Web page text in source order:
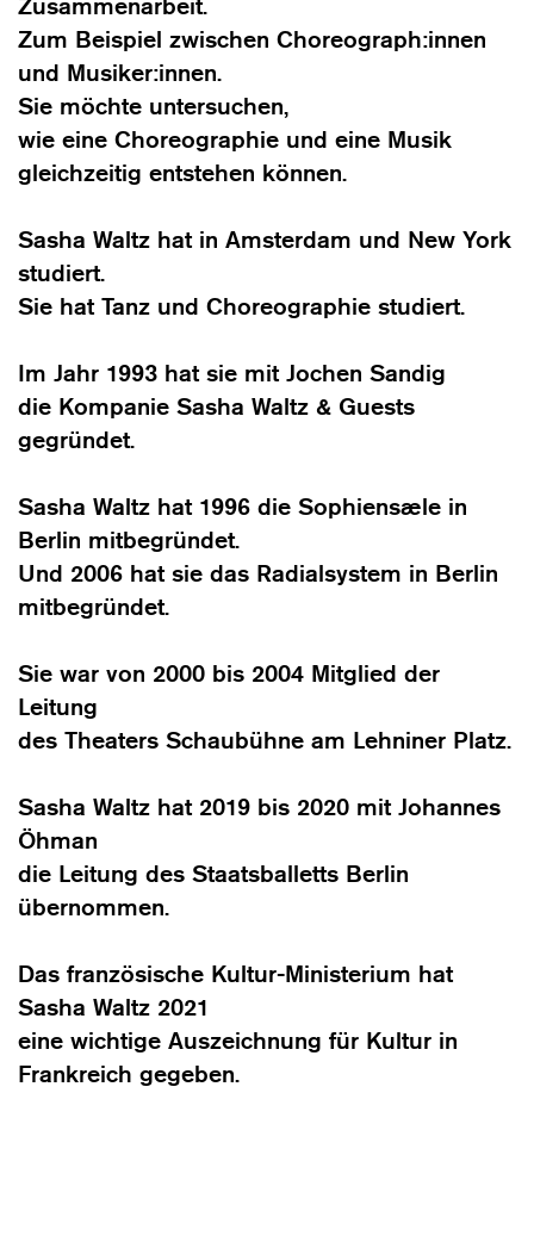
Zum Beispiel zwischen Choreograph:innen
und Musiker:innen.
Sie möchte untersuchen,
wie eine Choreographie und eine Musik
gleichzeitig entstehen können.
Sasha Waltz hat in Amsterdam und New York
studiert.
Sie hat Tanz und Choreographie studiert.
Im Jahr 1993 hat sie mit Jochen Sandig
die Kompanie Sasha Waltz & Guests
gegründet.
Sasha Waltz hat 1996 die Sophiensæle in
Berlin mitbegründet.
Und 2006 hat sie das Radialsystem in Berlin
mitbegründet.
Sie war von 2000 bis 2004 Mitglied der
Leitung
des Theaters Schaubühne am Lehniner Platz.
Sasha Waltz hat 2019 bis 2020 mit Johannes
Öhman
die Leitung des Staatsballetts Berlin
übernommen.
Das französische Kultur-Ministerium hat
Sasha Waltz 2021
​eine wichtige Auszeichnung für Kultur in
Frankreich gegeben.